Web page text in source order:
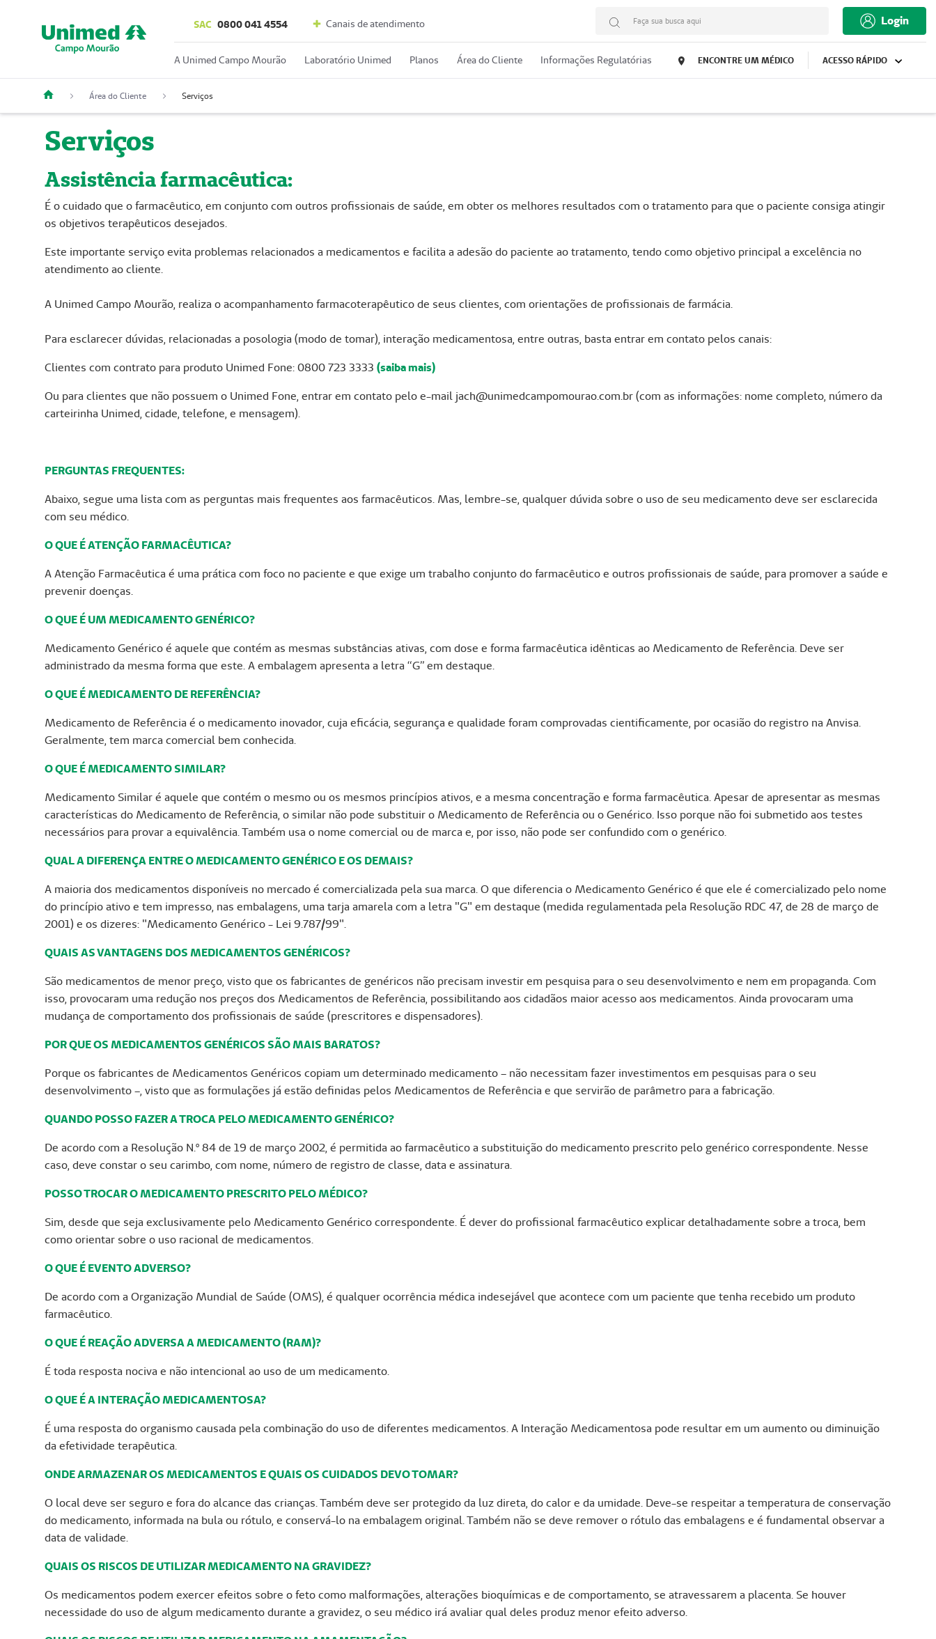
SAC 0800 041 4554 Canais de atendimento Faça sua busca aqui Login
A Unimed Campo Mourão Laboratório Unimed Planos Área do Cliente Informações Regulatórias ENCONTRE UM MÉDICO ACESSO RÁPIDO
Área do Cliente Serviços
Serviços
Assistência farmacêutica:
É o cuidado que o farmacêutico, em conjunto com outros profissionais de saúde, em obter os melhores resultados com o tratamento para que o paciente consiga atingir
os objetivos terapêuticos desejados.
Este importante serviço evita problemas relacionados a medicamentos e facilita a adesão do paciente ao tratamento, tendo como objetivo principal a excelência no
atendimento ao cliente.
A Unimed Campo Mourão, realiza o acompanhamento farmacoterapêutico de seus clientes, com orientações de profissionais de farmácia.
Para esclarecer dúvidas, relacionadas a posologia (modo de tomar), interação medicamentosa, entre outras, basta entrar em contato pelos canais:
Clientes com contrato para produto Unimed Fone: 0800 723 3333 (saiba mais)
Ou para clientes que não possuem o Unimed Fone, entrar em contato pelo e-mail jach@unimedcampomourao.com.br (com as informações: nome completo, número da
carteirinha Unimed, cidade, telefone, e mensagem).
PERGUNTAS FREQUENTES:
Abaixo, segue uma lista com as perguntas mais frequentes aos farmacêuticos. Mas, lembre-se, qualquer dúvida sobre o uso de seu medicamento deve ser esclarecida
com seu médico.
O QUE É ATENÇÃO FARMACÊUTICA?
A Atenção Farmacêutica é uma prática com foco no paciente e que exige um trabalho conjunto do farmacêutico e outros profissionais de saúde, para promover a saúde e
prevenir doenças.
O QUE É UM MEDICAMENTO GENÉRICO?
Medicamento Genérico é aquele que contém as mesmas substâncias ativas, com dose e forma farmacêutica idênticas ao Medicamento de Referência. Deve ser
administrado da mesma forma que este. A embalagem apresenta a letra “G” em destaque.
O QUE É MEDICAMENTO DE REFERÊNCIA?
Medicamento de Referência é o medicamento inovador, cuja eficácia, segurança e qualidade foram comprovadas cientificamente, por ocasião do registro na Anvisa.
Geralmente, tem marca comercial bem conhecida.
O QUE É MEDICAMENTO SIMILAR?
Medicamento Similar é aquele que contém o mesmo ou os mesmos princípios ativos, e a mesma concentração e forma farmacêutica. Apesar de apresentar as mesmas
características do Medicamento de Referência, o similar não pode substituir o Medicamento de Referência ou o Genérico. Isso porque não foi submetido aos testes
necessários para provar a equivalência. Também usa o nome comercial ou de marca e, por isso, não pode ser confundido com o genérico.
QUAL A DIFERENÇA ENTRE O MEDICAMENTO GENÉRICO E OS DEMAIS?
A maioria dos medicamentos disponíveis no mercado é comercializada pela sua marca. O que diferencia o Medicamento Genérico é que ele é comercializado pelo nome
do princípio ativo e tem impresso, nas embalagens, uma tarja amarela com a letra "G" em destaque (medida regulamentada pela Resolução RDC 47, de 28 de março de
2001) e os dizeres: "Medicamento Genérico - Lei 9.787/99".
QUAIS AS VANTAGENS DOS MEDICAMENTOS GENÉRICOS?
São medicamentos de menor preço, visto que os fabricantes de genéricos não precisam investir em pesquisa para o seu desenvolvimento e nem em propaganda. Com
isso, provocaram uma redução nos preços dos Medicamentos de Referência, possibilitando aos cidadãos maior acesso aos medicamentos. Ainda provocaram uma
mudança de comportamento dos profissionais de saúde (prescritores e dispensadores).
POR QUE OS MEDICAMENTOS GENÉRICOS SÃO MAIS BARATOS?
Porque os fabricantes de Medicamentos Genéricos copiam um determinado medicamento – não necessitam fazer investimentos em pesquisas para o seu
desenvolvimento –, visto que as formulações já estão definidas pelos Medicamentos de Referência e que servirão de parâmetro para a fabricação.
QUANDO POSSO FAZER A TROCA PELO MEDICAMENTO GENÉRICO?
De acordo com a Resolução N.º 84 de 19 de março 2002, é permitida ao farmacêutico a substituição do medicamento prescrito pelo genérico correspondente. Nesse
caso, deve constar o seu carimbo, com nome, número de registro de classe, data e assinatura.
POSSO TROCAR O MEDICAMENTO PRESCRITO PELO MÉDICO?
Sim, desde que seja exclusivamente pelo Medicamento Genérico correspondente. É dever do profissional farmacêutico explicar detalhadamente sobre a troca, bem
como orientar sobre o uso racional de medicamentos.
O QUE É EVENTO ADVERSO?
De acordo com a Organização Mundial de Saúde (OMS), é qualquer ocorrência médica indesejável que acontece com um paciente que tenha recebido um produto
farmacêutico.
O QUE É REAÇÃO ADVERSA A MEDICAMENTO (RAM)?
É toda resposta nociva e não intencional ao uso de um medicamento.
O QUE É A INTERAÇÃO MEDICAMENTOSA?
É uma resposta do organismo causada pela combinação do uso de diferentes medicamentos. A Interação Medicamentosa pode resultar em um aumento ou diminuição
da efetividade terapêutica.
ONDE ARMAZENAR OS MEDICAMENTOS E QUAIS OS CUIDADOS DEVO TOMAR?
O local deve ser seguro e fora do alcance das crianças. Também deve ser protegido da luz direta, do calor e da umidade. Deve-se respeitar a temperatura de conservação
do medicamento, informada na bula ou rótulo, e conservá-lo na embalagem original. Também não se deve remover o rótulo das embalagens e é fundamental observar a
data de validade.
QUAIS OS RISCOS DE UTILIZAR MEDICAMENTO NA GRAVIDEZ?
Os medicamentos podem exercer efeitos sobre o feto como malformações, alterações bioquímicas e de comportamento, se atravessarem a placenta. Se houver
necessidade do uso de algum medicamento durante a gravidez, o seu médico irá avaliar qual deles produz menor efeito adverso.